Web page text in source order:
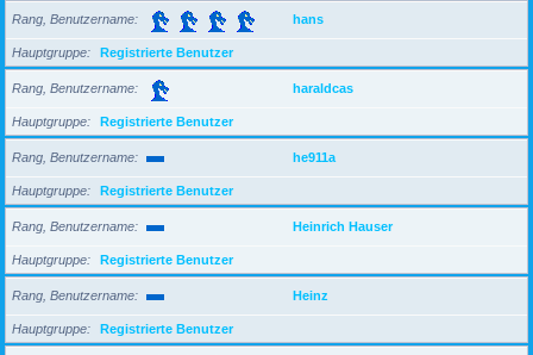
Rang, Benutzername hans
Hauptgruppe Registrierte Benutzer
Rang, Benutzername haraldcas
Hauptgruppe Registrierte Benutzer
Rang, Benutzername he911a
Hauptgruppe Registrierte Benutzer
Rang, Benutzername Heinrich Hauser
Hauptgruppe Registrierte Benutzer
Rang, Benutzername Heinz
Hauptgruppe Registrierte Benutzer